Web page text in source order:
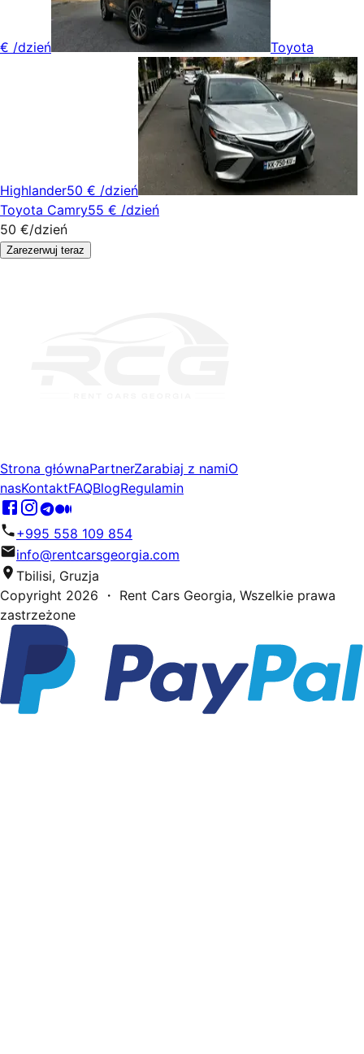
€ /dzień Toyota
Highlander50 € /dzień
Toyota Camry55 € /dzień
50 €/dzień
Zarezerwuj teraz
Strona głównaPartnerZarabiaj z namiO
nasKontaktFAQBlogRegulamin
+995 558 109 854
info@rentcarsgeorgia.com
Tbilisi, Gruzja
Copyright 2026 ・ Rent Cars Georgia, Wszelkie prawa
zastrzeżone